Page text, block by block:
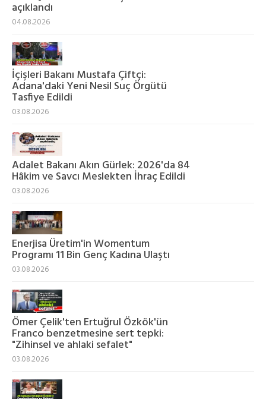
açıklandı
04.08.2026
İçişleri Bakanı Mustafa Çiftçi:
Adana'daki Yeni Nesil Suç Örgütü
Tasfiye Edildi
03.08.2026
Adalet Bakanı Akın Gürlek: 2026'da 84
Hâkim ve Savcı Meslekten İhraç Edildi
03.08.2026
Enerjisa Üretim'in Womentum
Programı 11 Bin Genç Kadına Ulaştı
03.08.2026
Ömer Çelik'ten Ertuğrul Özkök'ün
Franco benzetmesine sert tepki:
"Zihinsel ve ahlaki sefalet"
03.08.2026